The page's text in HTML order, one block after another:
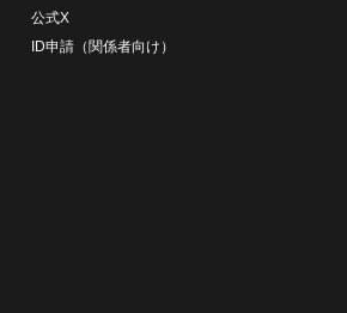
公式X
ID申請（関係者向け）